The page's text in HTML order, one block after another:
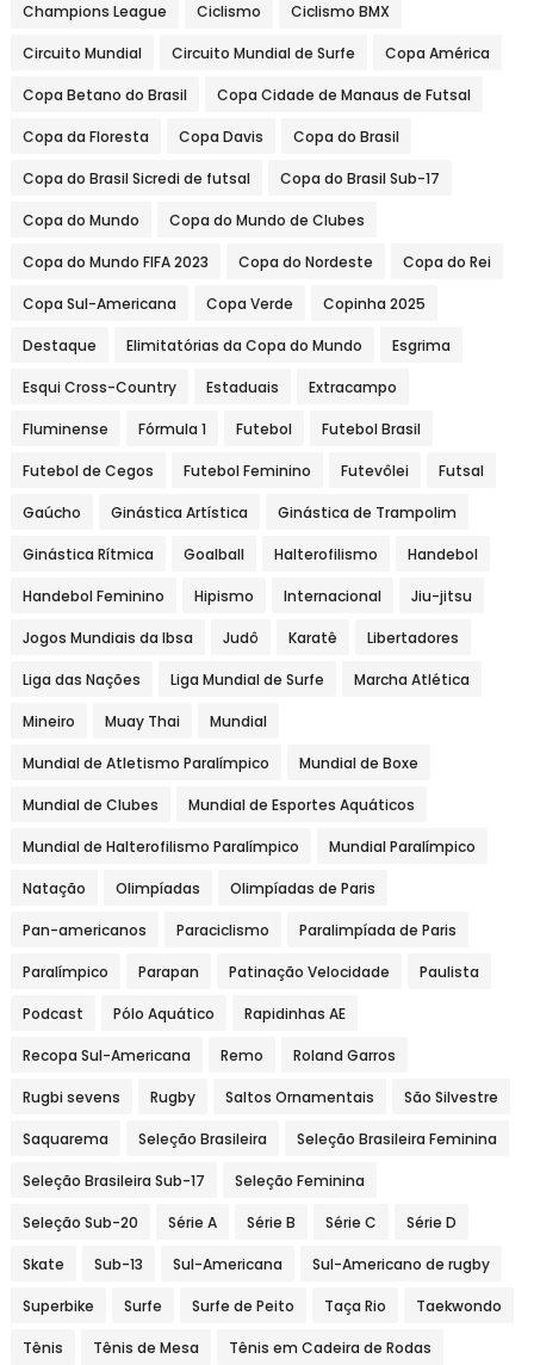
Champions League Ciclismo Ciclismo BMX
Circuito Mundial Circuito Mundial de Surfe Copa América
Copa Betano do Brasil Copa Cidade de Manaus de Futsal
Copa da Floresta Copa Davis Copa do Brasil
Copa do Brasil Sicredi de futsal Copa do Brasil Sub-17
Copa do Mundo Copa do Mundo de Clubes
Copa do Mundo FIFA 2023 Copa do Nordeste Copa do Rei
Copa Sul-Americana Copa Verde Copinha 2025
Destaque Elimitatórias da Copa do Mundo Esgrima
Esqui Cross-Country Estaduais Extracampo
Fluminense Fórmula 1 Futebol Futebol Brasil
Futebol de Cegos Futebol Feminino Futevôlei Futsal
Gaúcho Ginástica Artística Ginástica de Trampolim
Ginástica Rítmica Goalball Halterofilismo Handebol
Handebol Feminino Hipismo Internacional Jiu-jitsu
Jogos Mundiais da Ibsa Judô Karatê Libertadores
Liga das Nações Liga Mundial de Surfe Marcha Atlética
Mineiro Muay Thai Mundial
Mundial de Atletismo Paralímpico Mundial de Boxe
Mundial de Clubes Mundial de Esportes Aquáticos
Mundial de Halterofilismo Paralímpico Mundial Paralímpico
Natação Olimpíadas Olimpíadas de Paris
Pan-americanos Paraciclismo Paralimpíada de Paris
Paralímpico Parapan Patinação Velocidade Paulista
Podcast Pólo Aquático Rapidinhas AE
Recopa Sul-Americana Remo Roland Garros
Rugbi sevens Rugby Saltos Ornamentais São Silvestre
Saquarema Seleção Brasileira Seleção Brasileira Feminina
Seleção Brasileira Sub-17 Seleção Feminina
Seleção Sub-20 Série A Série B Série C Série D
Skate Sub-13 Sul-Americana Sul-Americano de rugby
Superbike Surfe Surfe de Peito Taça Rio Taekwondo
Tênis Tênis de Mesa Tênis em Cadeira de Rodas